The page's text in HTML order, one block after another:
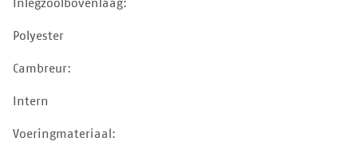
Polyester
Cambreur:
Intern
Voeringmateriaal: